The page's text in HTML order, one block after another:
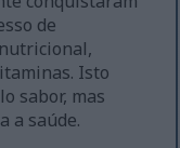
de
Isto
sabor, mas
a saúde.